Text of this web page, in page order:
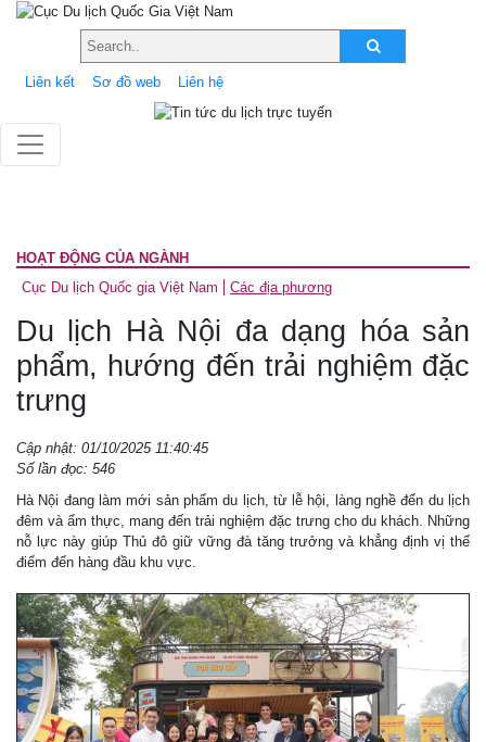
Liên kết Sơ đồ web Liên hệ
HOẠT ĐỘNG CỦA NGÀNH
Cục Du lịch Quốc gia Việt Nam
Các địa phương
Du lịch Hà Nội đa dạng hóa sản
phẩm, hướng đến trải nghiệm đặc
trưng
Cập nhật: 01/10/2025 11:40:45
Số lần đọc: 546
Hà Nội đang làm mới sản phẩm du lịch, từ lễ hội, làng nghề đến du lịch
đêm và ẩm thực, mang đến trải nghiệm đặc trưng cho du khách. Những
nỗ lực này giúp Thủ đô giữ vững đà tăng trưởng và khẳng định vị thế
điểm đến hàng đầu khu vực.